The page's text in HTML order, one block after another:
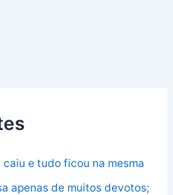
e tudo ficou na mesma
apenas de muitos devotos;